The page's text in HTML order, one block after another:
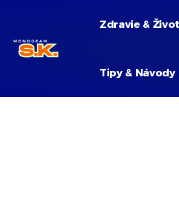
Zdravie &
Tipy & Návody